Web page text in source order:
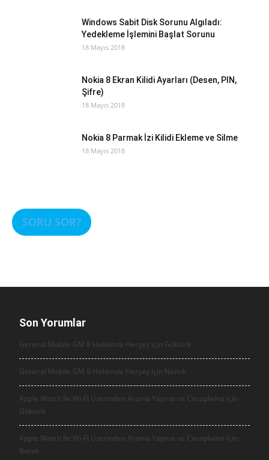
Windows Sabit Disk Sorunu Algıladı:
Yedekleme İşlemini Başlat Sorunu
18 Mayıs 2018
Nokia 8 Ekran Kilidi Ayarları (Desen, PIN,
Şifre)
18 Mayıs 2018
Nokia 8 Parmak İzi Kilidi Ekleme ve Silme
18 Mayıs 2018
SORU SOR?
Son Yorumlar
General Mobile GM 8 Hakkında Herşey için Göktürk
General Mobile GM 8 Hakkında Herşey için Namık
Apple Watch İle Wi-Fi Üzerinden Arama Yapma ve Cevaplama için
Göktürk
Apple Watch İle Wi-Fi Üzerinden Arama Yapma ve Cevaplama için
Burak